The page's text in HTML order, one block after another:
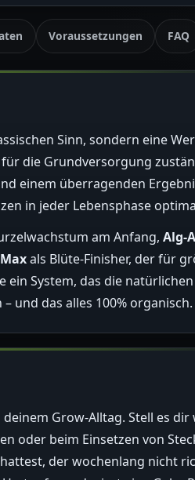
Voraussetzungen FAQ
Sinn, sondern eine
die Grundversorgung
einem überragenden
in jeder Lebensphase
am Anfang, Alg-
als Blüte-Finisher, der für
ein System, das die
und das alles 100% organisch.
Grow-Alltag. Stell es dir
oder beim Einsetzen von
der wochenlang nicht